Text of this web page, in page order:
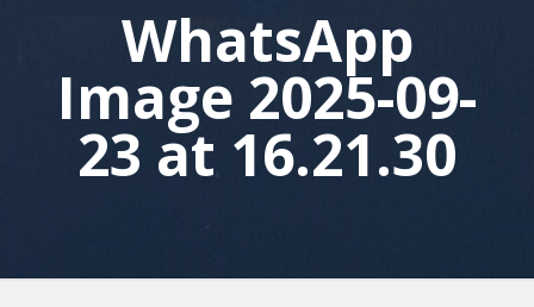
WhatsApp
Image 2025-09-
23 at 16.21.30